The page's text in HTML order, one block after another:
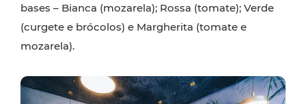
bases – Bianca (mozarela); Rossa (tomate); Verde
(curgete e brócolos) e Margherita (tomate e
mozarela).